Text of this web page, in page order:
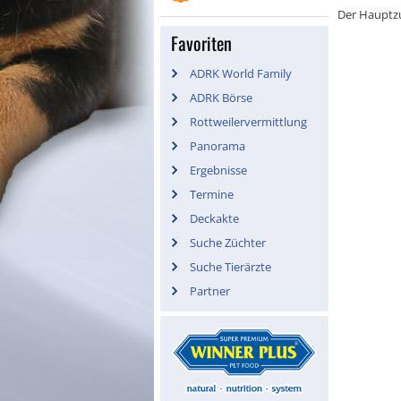
Favoriten
ADRK World Family
ADRK Börse
Rottweilervermittlung
Panorama
Ergebnisse
Termine
Deckakte
Suche Züchter
Suche Tierärzte
Partner
Der